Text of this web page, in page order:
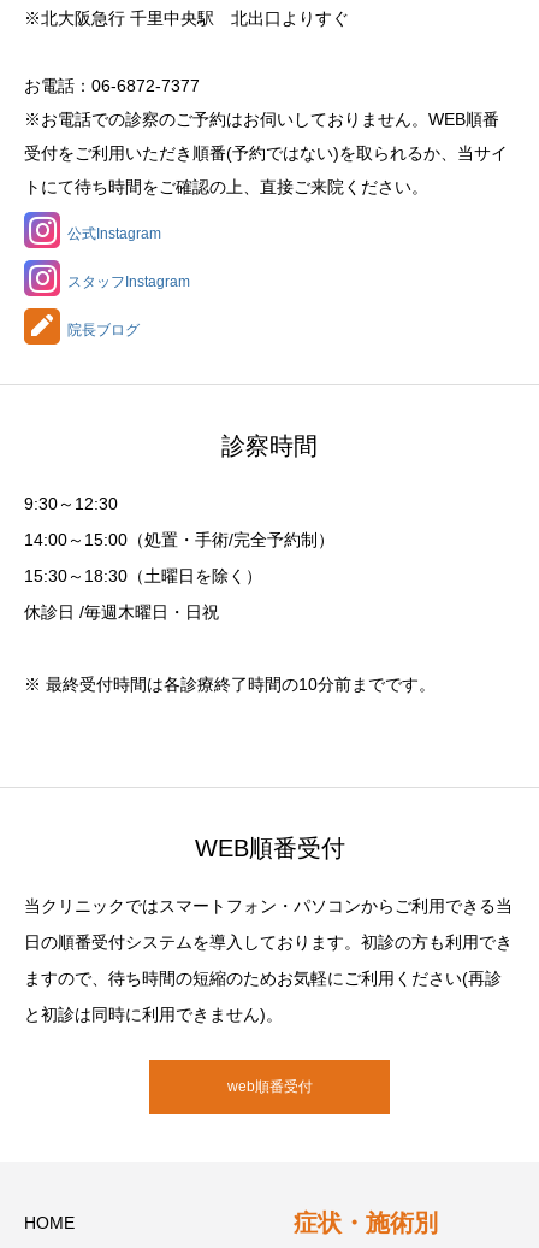
※北大阪急行 千里中央駅 北出口よりすぐ
お電話：06-6872-7377
※お電話での診察のご予約はお伺いしておりません。WEB順番
受付をご利用いただき順番(予約ではない)を取られるか、当サイ
トにて待ち時間をご確認の上、直接ご来院ください。
公式Instagram
スタッフInstagram
院長ブログ
診察時間
9:30～12:30
14:00～15:00（処置・手術/完全予約制）
15:30～18:30（土曜日を除く）
休診日 /毎週木曜日・日祝
※ 最終受付時間は各診療終了時間の10分前までです。
WEB順番受付
当クリニックではスマートフォン・パソコンからご利用できる当
日の順番受付システムを導入しております。初診の方も利用でき
ますので、待ち時間の短縮のためお気軽にご利用ください(再診
と初診は同時に利用できません)。
web順番受付
HOME
症状・施術別